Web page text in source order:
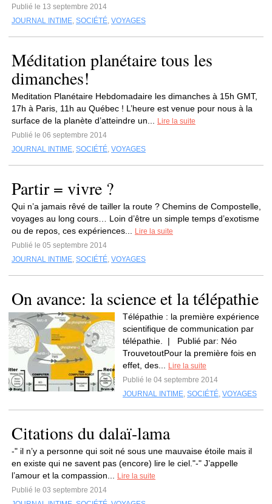
Publié le 13 septembre 2014
JOURNAL INTIME, SOCIÉTÉ, VOYAGES
Méditation planétaire tous les
dimanches!
Meditation Planétaire Hebdomadaire les dimanches à 15h GMT,
17h à Paris, 11h au Québec ! L’heure est venue pour nous à la
surface de la planète d’atteindre un...
Lire la suite
Publié le 06 septembre 2014
JOURNAL INTIME, SOCIÉTÉ, VOYAGES
Partir = vivre ?
Qui n’a jamais rêvé de tailler la route ? Chemins de Compostelle,
voyages au long cours… Loin d’être un simple temps d’exotisme
ou de repos, ces expériences...
Lire la suite
Publié le 05 septembre 2014
JOURNAL INTIME, SOCIÉTÉ, VOYAGES
On avance: la science et la télépathie
Télépathie : la première expérience
scientifique de communication par
télépathie. | Publié par: Néo
TrouvetoutPour la première fois en
effet, des...
Lire la suite
Publié le 04 septembre 2014
JOURNAL INTIME, SOCIÉTÉ, VOYAGES
Citations du dalaï-lama
-" il n’y a personne qui soit né sous une mauvaise étoile mais il
en existe qui ne savent pas (encore) lire le ciel."-" J’appelle
l’amour et la compassion...
Lire la suite
Publié le 03 septembre 2014